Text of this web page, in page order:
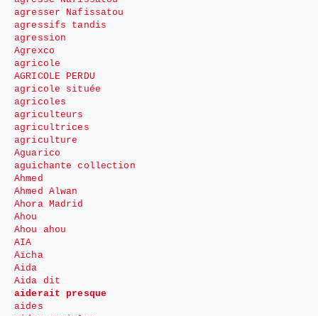
agresser Nafissatou
agressifs tandis
agression
Agrexco
agricole
AGRICOLE PERDU
agricole située
agricoles
agriculteurs
agricultrices
agriculture
Aguarico
aguichante collection
Ahmed
Ahmed Alwan
Ahora Madrid
Ahou
Ahou ahou
AIA
Aïcha
Aida
Aida dit
aiderait presque
aides